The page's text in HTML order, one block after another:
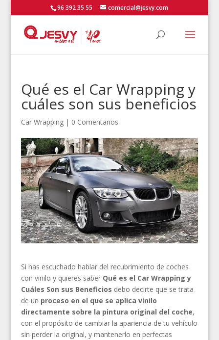
96 392 35 55 comercial@jesvy.com
Qué es el Car Wrapping y
cuáles son sus beneficios
Car Wrapping| 0 Comentarios
Si has escuchado hablar del recubrimiento de coches
con vinilo y quieres saber Qué es el Car Wrapping y
Cuáles Son sus Beneficios debo decirte que se trata
de un proceso en el que se aplica vinilo
directamente sobre la pintura original del coche,
con el propósito de cambiar la apariencia de tu vehículo
sin perder la original, y mantenerlo en perfectas